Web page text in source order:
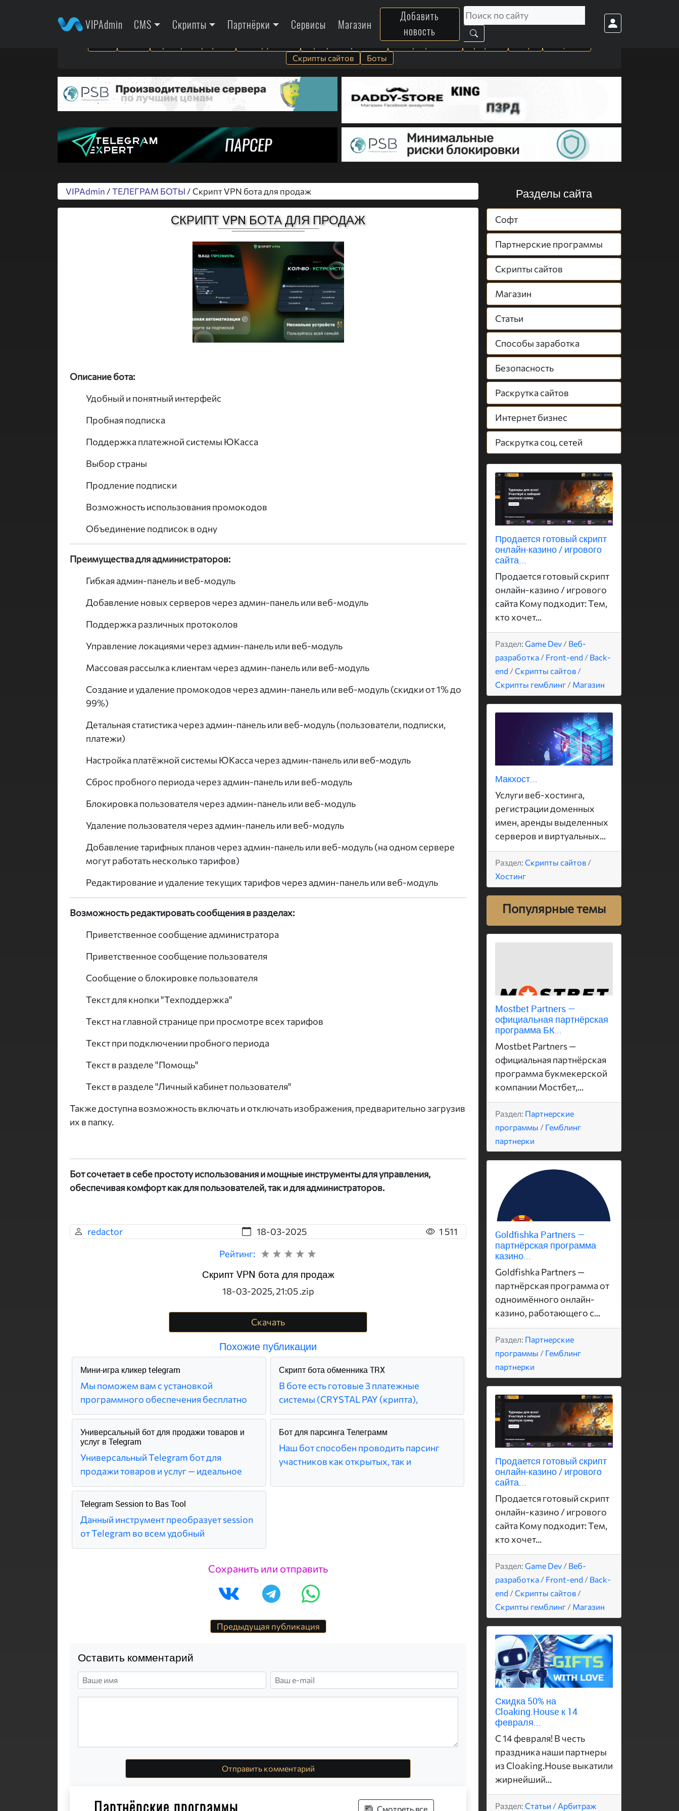
VIPAdmin CMS Скрипты Партнёрки Сервисы Магазин
Добавить
новость
Графика
Скрипты сайтов
Боты
VIPAdmin /ТЕЛЕГРАМ БОТЫ / Скрипт VPN бота для продаж
СКРИПТ VPN БОТА ДЛЯ ПРОДАЖ
Описание бота:
Удобный и понятный интерфейс
Пробная подписка
Поддержка платежной системы ЮКасса
Выбор страны
Продление подписки
Возможность использования промокодов
Объединение подписок в одну
Преимущества для администраторов:
Гибкая админ-панель и веб-модуль
Добавление новых серверов через админ-панель или веб-модуль
Поддержка различных протоколов
Управление локациями через админ-панель или веб-модуль
Массовая рассылка клиентам через админ-панель или веб-модуль
Создание и удаление промокодов через админ-панель или веб-модуль (скидки от 1% до
99%)
Детальная статистика через админ-панель или веб-модуль (пользователи, подписки,
платежи)
Настройка платёжной системы ЮКасса через админ-панель или веб-модуль
Сброс пробного периода через админ-панель или веб-модуль
Блокировка пользователя через админ-панель или веб-модуль
Удаление пользователя через админ-панель или веб-модуль
Добавление тарифных планов через админ-панель или веб-модуль (на одном сервере
могут работать несколько тарифов)
Редактирование и удаление текущих тарифов через админ-панель или веб-модуль
Возможность редактировать сообщения в разделах:
Приветственное сообщение администратора
Приветственное сообщение пользователя
Сообщение о блокировке пользователя
Текст для кнопки "Техподдержка"
Текст на главной странице при просмотре всех тарифов
Текст при подключении пробного периода
Текст в разделе "Помощь"
Текст в разделе "Личный кабинет пользователя"
Также доступна возможность включать и отключать изображения, предварительно загрузив
их в папку.
Бот сочетает в себе простоту использования и мощные инструменты для управления,
обеспечивая комфорт как для пользователей, так и для администраторов.
redactor 18-03-2025
1 511
Рейтинг:
Скрипт VPN бота для продаж
18-03-2025, 21:05 .zip
Скачать
Похожие публикации
Мини-игра кликер telegram
Мы поможем вам с установкой
программного обеспечения бесплатно
Скрипт бота обменника TRX
В боте есть готовые 3 платежные
системы (CRYSTAL PAY (крипта),
Универсальный бот для продажи товаров и
услуг в Telegram
Универсальный Telegram бот для
продажи товаров и услуг — идеальное
Бот для парсинга Телеграмм
Наш бот способен проводить парсинг
участников как открытых, так и
Telegram Session to Bas Tool
Данный инструмент преобразует session
от Telegram во всем удобный
Сохранить или отправить
Предыдущая публикация
Оставить комментарий
Отправить комментарий
Партнёрские программы Смотреть все
Разделы сайта
Софт
Партнерские программы
Скрипты сайтов
Магазин
Статьи
Способы заработка
Безопасность
Раскрутка сайтов
Интернет бизнес
Раскрутка соц. сетей
Продается готовый скрипт
онлайн-казино / игрового
сайта...
Продается готовый скрипт
онлайн-казино / игрового
сайта Кому подходит: Тем,
кто хочет...
Раздел: Game Dev / Веб-
разработка / Front-end / Back-
end /Скрипты сайтов /
Скрипты гемблинг / Магазин
Макхост...
Услуги веб-хостинга,
регистрации доменных
имен, аренды выделенных
серверов и виртуальных...
Раздел: Скрипты сайтов /
Хостинг
Популярные темы
Mostbet Partners —
официальная партнёрская
программа БК...
Mostbet Partners —
официальная партнёрская
программа букмекерской
компании Мостбет,...
Раздел: Партнерские
программы / Гемблинг
партнерки
Goldfishka Partners —
партнёрская программа
казино...
Goldfishka Partners —
партнёрская программа от
одноимённого онлайн-
казино, работающего с...
Раздел: Партнерские
программы / Гемблинг
партнерки
Продается готовый скрипт
онлайн-казино / игрового
сайта...
Продается готовый скрипт
онлайн-казино / игрового
сайта Кому подходит: Тем,
кто хочет...
Раздел: Game Dev / Веб-
разработка / Front-end / Back-
end /Скрипты сайтов /
Скрипты гемблинг / Магазин
Скидка 50% на
Cloaking.House к 14
февраля...
С 14 февраля! В честь
праздника наши партнеры
из Cloaking.House выкатили
жирнейший...
Раздел: Статьи / Арбитраж